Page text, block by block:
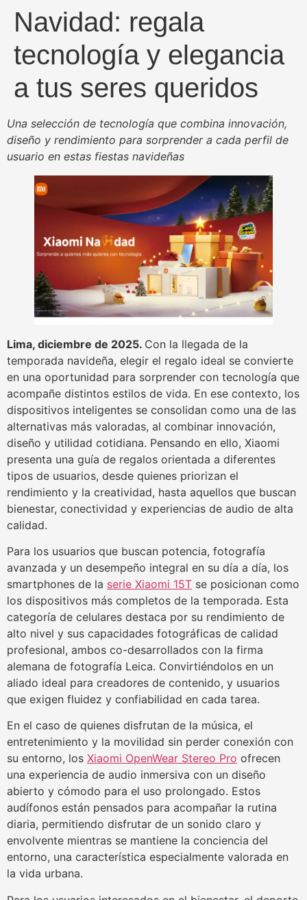
Navidad: regala
tecnología y elegancia
a tus seres queridos
Una selección de tecnología que combina innovación,
diseño y rendimiento para sorprender a cada perfil de
usuario en estas fiestas navideñas
Lima, diciembre de 2025. Con la llegada de la
temporada navideña, elegir el regalo ideal se convierte
en una oportunidad para sorprender con tecnología que
acompañe distintos estilos de vida. En ese contexto, los
dispositivos inteligentes se consolidan como una de las
alternativas más valoradas, al combinar innovación,
diseño y utilidad cotidiana. Pensando en ello, Xiaomi
presenta una guía de regalos orientada a diferentes
tipos de usuarios, desde quienes priorizan el
rendimiento y la creatividad, hasta aquellos que buscan
bienestar, conectividad y experiencias de audio de alta
calidad.
Para los usuarios que buscan potencia, fotografía
avanzada y un desempeño integral en su día a día, los
smartphones de la serie Xiaomi 15T se posicionan como
los dispositivos más completos de la temporada. Esta
categoría de celulares destaca por su rendimiento de
alto nivel y sus capacidades fotográficas de calidad
profesional, ambos co-desarrollados con la firma
alemana de fotografía Leica. Convirtiéndolos en un
aliado ideal para creadores de contenido, y usuarios
que exigen fluidez y confiabilidad en cada tarea.
En el caso de quienes disfrutan de la música, el
entretenimiento y la movilidad sin perder conexión con
su entorno, los Xiaomi OpenWear Stereo Pro ofrecen
una experiencia de audio inmersiva con un diseño
abierto y cómodo para el uso prolongado. Estos
audífonos están pensados para acompañar la rutina
diaria, permitiendo disfrutar de un sonido claro y
envolvente mientras se mantiene la conciencia del
entorno, una característica especialmente valorada en
la vida urbana.